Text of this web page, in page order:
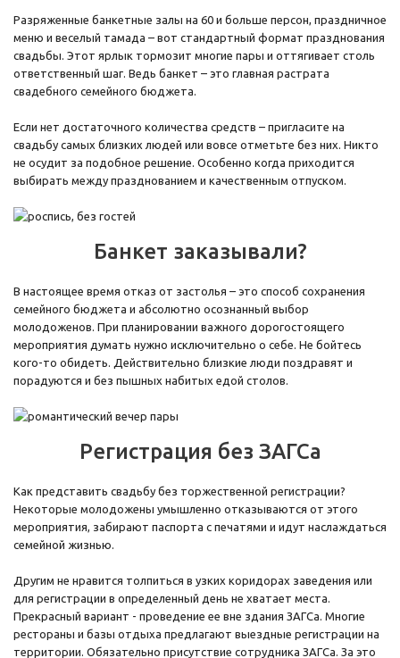
Разряженные банкетные залы на 60 и больше персон, праздничное
меню и веселый тамада – вот стандартный формат празднования
свадьбы. Этот ярлык тормозит многие пары и оттягивает столь
ответственный шаг. Ведь банкет – это главная растрата
свадебного семейного бюджета.
Если нет достаточного количества средств – пригласите на
свадьбу самых близких людей или вовсе отметьте без них. Никто
не осудит за подобное решение. Особенно когда приходится
выбирать между празднованием и качественным отпуском.
Банкет заказывали?
В настоящее время отказ от застолья – это способ сохранения
семейного бюджета и абсолютно осознанный выбор
молодоженов. При планировании важного дорогостоящего
мероприятия думать нужно исключительно о себе. Не бойтесь
кого-то обидеть. Действительно близкие люди поздравят и
порадуются и без пышных набитых едой столов.
Регистрация без ЗАГСа
Как представить свадьбу без торжественной регистрации?
Некоторые молодожены умышленно отказываются от этого
мероприятия, забирают паспорта с печатями и идут наслаждаться
семейной жизнью.
Другим не нравится толпиться в узких коридорах заведения или
для регистрации в определенный день не хватает места.
Прекрасный вариант - проведение ее вне здания ЗАГСа. Многие
рестораны и базы отдыха предлагают выездные регистрации на
территории. Обязательно присутствие сотрудника ЗАГСа. За это